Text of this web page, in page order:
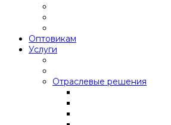
Оптовикам
Услуги
Отраслевые решения